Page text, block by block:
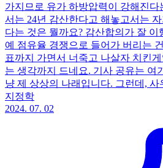
가지므로 유가 하방압력이 강해진다
서는 24년 감산한다고 해놓고서는
다는 것은 뭘까요? 감산합의가 잘
예 점유율 경쟁으로 들어가 버리는
표까지 가면서 너죽고 나살자 치킨
는 생각까지 드네요. 기사 공유는 여
냥 제 상상의 나래입니다. 그런데, 사
지정학
2024. 07. 02